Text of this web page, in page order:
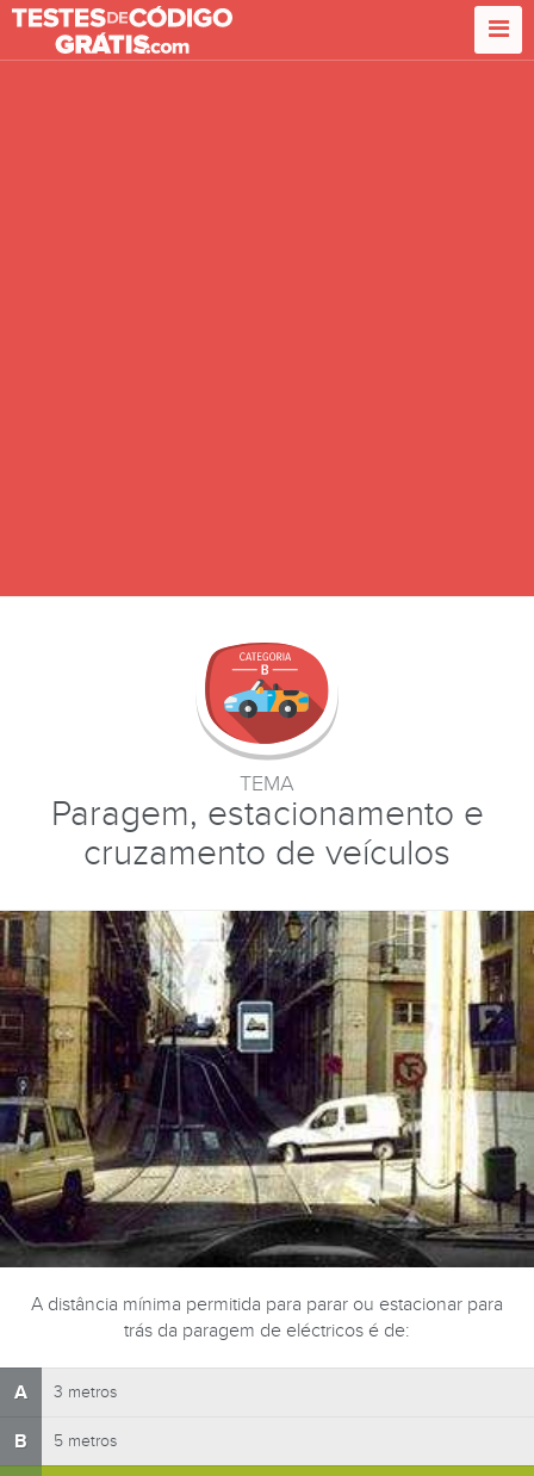
TEMA
Paragem, estacionamento e
cruzamento de veículos
A distância mínima permitida para parar ou estacionar para
trás da paragem de eléctricos é de:
A 3 metros
B 5 metros